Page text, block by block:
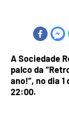
A Sociedade
palco da
ano!”, no dia
22:00.